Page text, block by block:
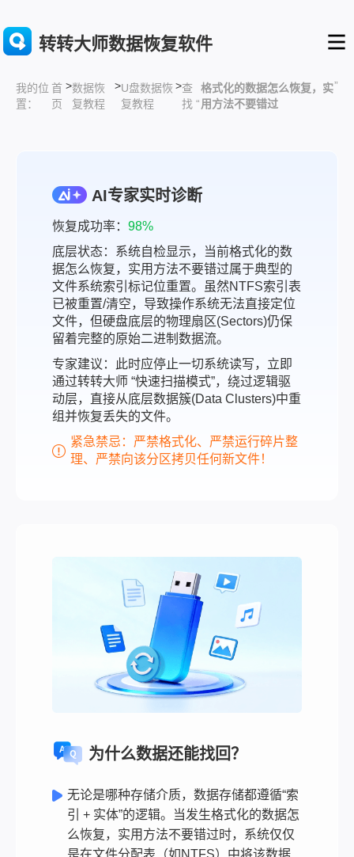
转转大师数据恢复软件
我的位
置：
首
页
>数据恢
复教程
>U盘数据恢
复教程
>查
找 “
格式化的数据怎么恢复，实
用方法不要错过
”
AI专家实时诊断
恢复成功率： 98%
底层状态：系统自检显示，当前格式化的数
据怎么恢复，实用方法不要错过属于典型的
文件系统索引标记位重置。虽然NTFS索引表
已被重置/清空，导致操作系统无法直接定位
文件，但硬盘底层的物理扇区(Sectors)仍保
留着完整的原始二进制数据流。
专家建议：此时应停止一切系统读写，立即
通过转转大师 “快速扫描模式”，绕过逻辑驱
动层，直接从底层数据簇(Data Clusters)中重
组并恢复丢失的文件。
紧急禁忌：严禁格式化、严禁运行碎片整
理、严禁向该分区拷贝任何新文件！
为什么数据还能找回？
无论是哪种存储介质，数据存储都遵循“索
引 + 实体”的逻辑。当发生格式化的数据怎
么恢复，实用方法不要错过时，系统仅仅
是在文件分配表（如NTFS）中将该数据